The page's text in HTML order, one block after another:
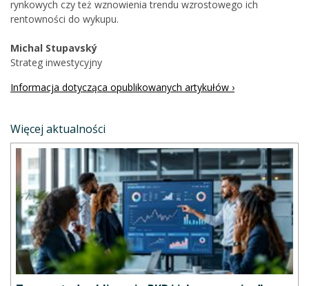
rynkowych czy też wznowienia trendu wzrostowego ich
rentowności do wykupu.
Michal Stupavský
Strateg inwestycyjny
Informacja dotycząca opublikowanych artykułów ›
Więcej aktualności